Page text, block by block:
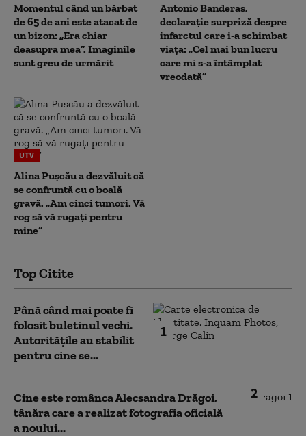
Momentul când un bărbat
de 65 de ani este atacat de
un bizon: „Era chiar
deasupra mea”. Imaginile
sunt greu de urmărit
Antonio Banderas,
declarație surpriză despre
infarctul care i-a schimbat
viața: „Cel mai bun lucru
care mi s-a întâmplat
vreodată”
UTV
Alina Pușcău a dezvăluit că
se confruntă cu o boală
gravă. „Am cinci tumori. Vă
rog să vă rugați pentru
mine”
Top Citite
1
Până când mai poate fi
folosit buletinul vechi.
Autoritățile au stabilit
pentru cine se...
2
Cine este românca Alecsandra Drăgoi,
tânăra care a realizat fotografia oficială
a noului...